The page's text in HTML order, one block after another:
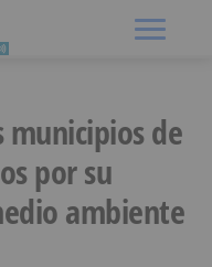
municipios de
por su
ambiente